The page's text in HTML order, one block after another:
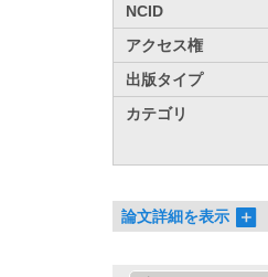
NCID
アクセス権
出版タイプ
カテゴリ
論文詳細を表示